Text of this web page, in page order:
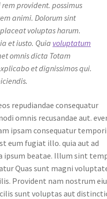
provident. possimus
animi. Dolorum sint
voluptas harum.
et iusto. Quia voluptatum
omnis dicta Totam
et dignissimos qui.
repudiandae consequatur
omnis recusandae aut.
ipsam consequatur
eum fugiat illo. quia aut ad
ipsum beatae. Illum sint
Quas sunt magni
Provident nam nostrum
sunt voluptas aut